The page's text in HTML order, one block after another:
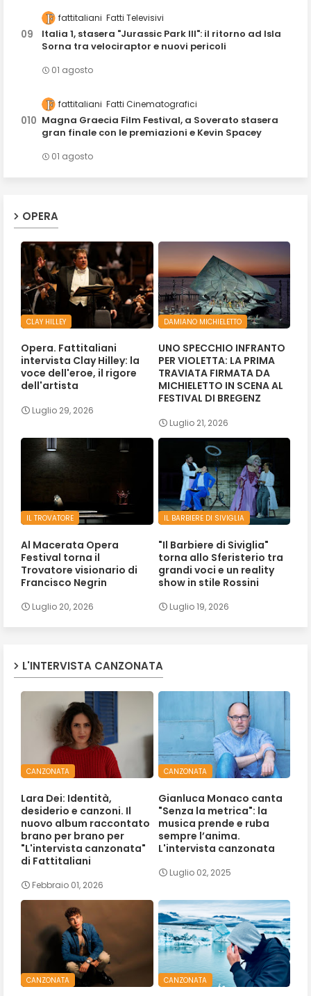
fattitaliani Fatti Televisivi
Italia 1, stasera "Jurassic Park III": il ritorno ad Isla
Sorna tra velociraptor e nuovi pericoli
01 agosto
fattitaliani Fatti Cinematografici
Magna Graecia Film Festival, a Soverato stasera
gran finale con le premiazioni e Kevin Spacey
01 agosto
OPERA
CLAY HILLEY
Opera. Fattitaliani
intervista Clay Hilley: la
voce dell'eroe, il rigore
dell'artista
Luglio 29, 2026
DAMIANO MICHIELETTO
UNO SPECCHIO INFRANTO
PER VIOLETTA: LA PRIMA
TRAVIATA FIRMATA DA
MICHIELETTO IN SCENA AL
FESTIVAL DI BREGENZ
Luglio 21, 2026
IL TROVATORE
Al Macerata Opera
Festival torna il
Trovatore visionario di
Francisco Negrin
Luglio 20, 2026
IL BARBIERE DI SIVIGLIA
"Il Barbiere di Siviglia"
torna allo Sferisterio tra
grandi voci e un reality
show in stile Rossini
Luglio 19, 2026
L'INTERVISTA CANZONATA
CANZONATA
Lara Dei: Identità,
desiderio e canzoni. Il
nuovo album raccontato
brano per brano per
"L'intervista canzonata"
di Fattitaliani
Febbraio 01, 2026
CANZONATA
Gianluca Monaco canta
"Senza la metrica": la
musica prende e ruba
sempre l’anima.
L'intervista canzonata
Luglio 02, 2025
CANZONATA CANZONATA